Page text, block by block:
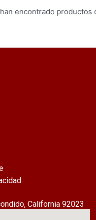
encontrado
California 92023